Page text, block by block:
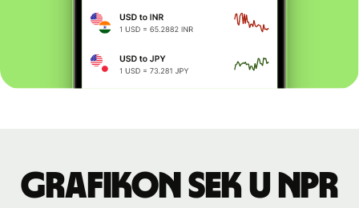
Grafikon SEK u NPR